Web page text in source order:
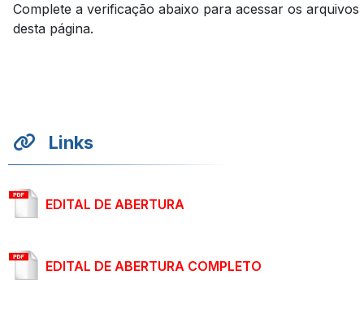
Complete a verificação abaixo para acessar os arquivos
desta página.
Links
EDITAL DE ABERTURA
EDITAL DE ABERTURA COMPLETO